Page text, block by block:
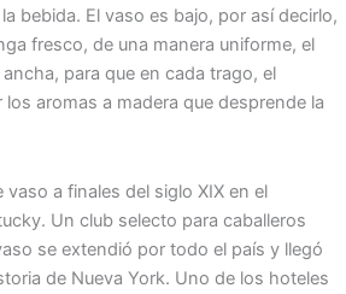
bebida. El vaso es bajo, por así decirlo,
fresco, de una manera uniforme, el
para que en cada trago, el
aromas a madera que desprende la
a finales del siglo XIX en el
Un club selecto para caballeros
se extendió por todo el país y llegó
de Nueva York. Uno de los hoteles